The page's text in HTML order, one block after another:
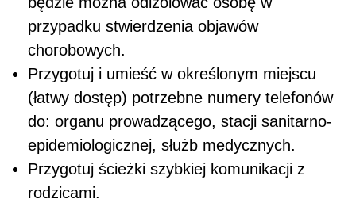
przypadku stwierdzenia objawów
chorobowych.
Przygotuj i umieść w określonym miejscu
(łatwy dostęp) potrzebne numery telefonów
do: organu prowadzącego, stacji sanitarno-
epidemiologicznej, służb medycznych.
Przygotuj ścieżki szybkiej komunikacji z
rodzicami.